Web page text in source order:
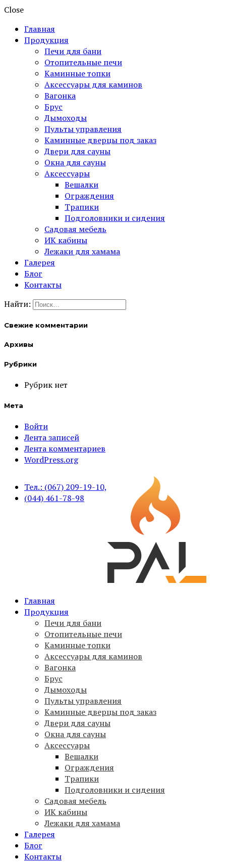
Close
Главная
Продукция
Печи для бани
Отопительные печи
Каминные топки
Аксессуары для каминов
Вагонка
Брус
Дымоходы
Пульты управления
Каминные дверцы под заказ
Двери для сауны
Окна для сауны
Аксессуары
Вешалки
Ограждения
Трапики
Подголовники и сидения
Садовая мебель
ИК кабины
Лежаки для хамама
Галерея
Блог
Контакты
Найти:
Свежие комментарии
Архивы
Рубрики
Рубрик нет
Мета
Войти
Лента записей
Лента комментариев
WordPress.org
Тел.: (067) 209-19-10,
(044) 461-78-98
PAL
Печи для бани PAL, вагонка, брус, дымоходы,
аксессуары
Главная
Продукция
Печи для бани
Отопительные печи
Каминные топки
Аксессуары для каминов
Вагонка
Брус
Дымоходы
Пульты управления
Каминные дверцы под заказ
Двери для сауны
Окна для сауны
Аксессуары
Вешалки
Ограждения
Трапики
Подголовники и сидения
Садовая мебель
ИК кабины
Лежаки для хамама
Галерея
Блог
Контакты